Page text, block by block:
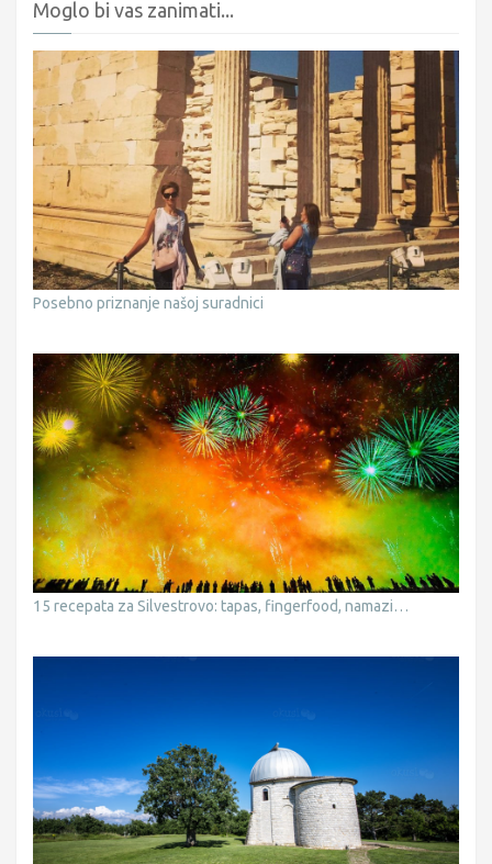
Moglo bi vas zanimati...
Posebno priznanje našoj suradnici
15 recepata za Silvestrovo: tapas, fingerfood, namazi…